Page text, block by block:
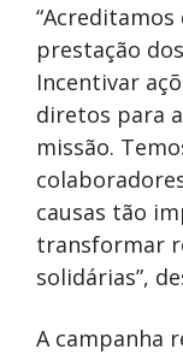
prestação
Incentivar
diretos para
missão.
causas tão
transformar
solidárias”,
A campanha